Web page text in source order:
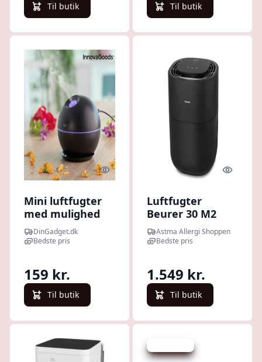
Til butik Til butik
Quick look
Mini luftfugter
med mulighed
for aroma sort
DinGadget.dk
Bedste pris
159 kr.
Til butik
Quick
Luftfugter
Beurer 30 M2
Ved Tør Luft -
Luftfugter
Astma Allergi Shoppen
Bedste pris
1.549 kr.
Til butik